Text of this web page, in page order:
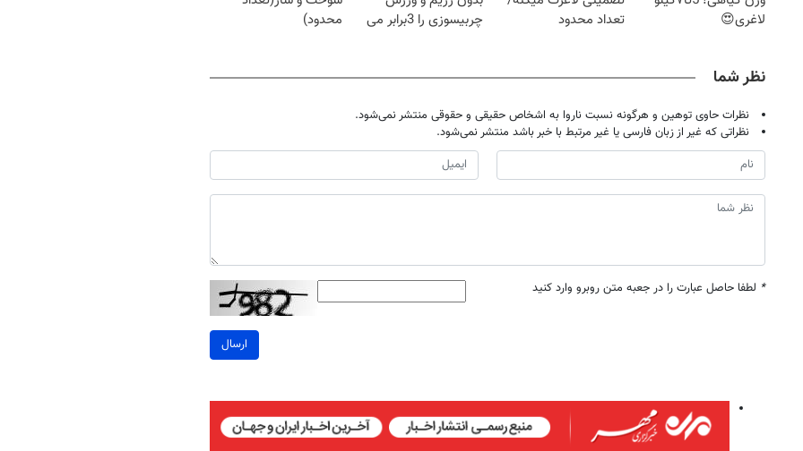
لاغری😍
تعداد محدود
چربیسوزی را 3برابر می
محدود)
نظر شما
نظرات حاوی توهین و هرگونه نسبت ناروا به اشخاص حقیقی و حقوقی منتشر نمی‌شود.
نظراتی که غیر از زبان فارسی یا غیر مرتبط با خبر باشد منتشر نمی‌شود.
* لطفا حاصل عبارت را در جعبه متن روبرو وارد کنید
ارسال